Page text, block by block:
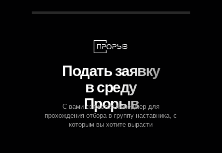
Подать заявку
в среду
Прорыв
С вами свяжется менеджер для
прохождения отбора в группу наставника, с
которым вы хотите вырасти